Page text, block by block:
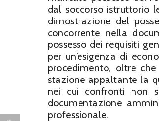
dal soccorso istruttorio
dimostrazione del
concorrente nella
possesso dei requisiti
per un’esigenza di
procedimento, oltre
stazione appaltante la
nei cui confronti non
documentazione
professionale.